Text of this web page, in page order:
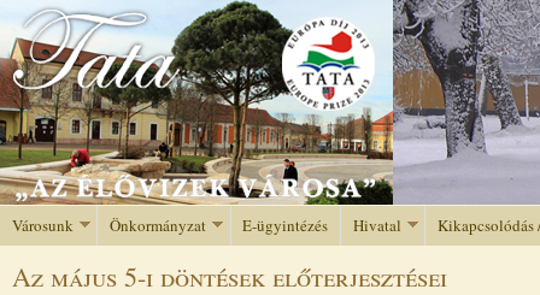
Jump to navigation
Városunk Önkormányzat E-ügyintézés Hivatal Kikapcsolódás
Az május 5-i döntések előterjesztései